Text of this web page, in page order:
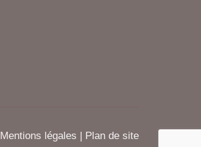
Mentions légales | Plan de site